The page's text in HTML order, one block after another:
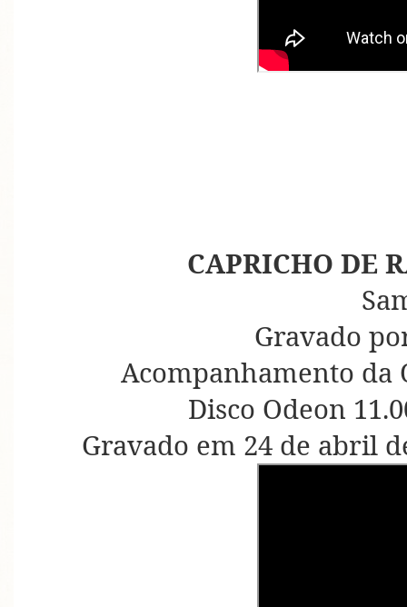
CAPRICHO DE
Gravado
Acompanhamento da
Disco Odeon
Gravado em 24 de abril